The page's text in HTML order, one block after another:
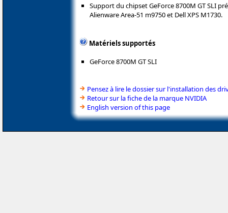
Support du chipset GeForce 8700M GT SLI
Alienware Area-51 m9750 et Dell XPS M1730.
Matériels supportés
GeForce 8700M GT SLI
Pensez à lire le dossier sur l'installation des
Retour sur la fiche de la marque NVIDIA
English version of this page